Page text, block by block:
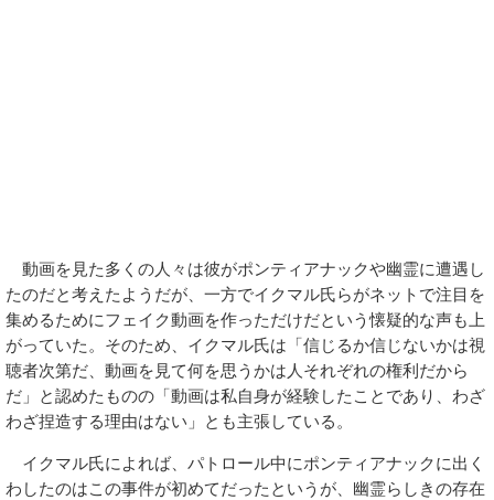
動画を見た多くの人々は彼がポンティアナックや幽霊に遭遇し
たのだと考えたようだが、一方でイクマル氏らがネットで注目を
集めるためにフェイク動画を作っただけだという懐疑的な声も上
がっていた。そのため、イクマル氏は「信じるか信じないかは視
聴者次第だ、動画を見て何を思うかは人それぞれの権利だから
だ」と認めたものの「動画は私自身が経験したことであり、わざ
わざ捏造する理由はない」とも主張している。
イクマル氏によれば、パトロール中にポンティアナックに出く
わしたのはこの事件が初めてだったというが、幽霊らしきの存在